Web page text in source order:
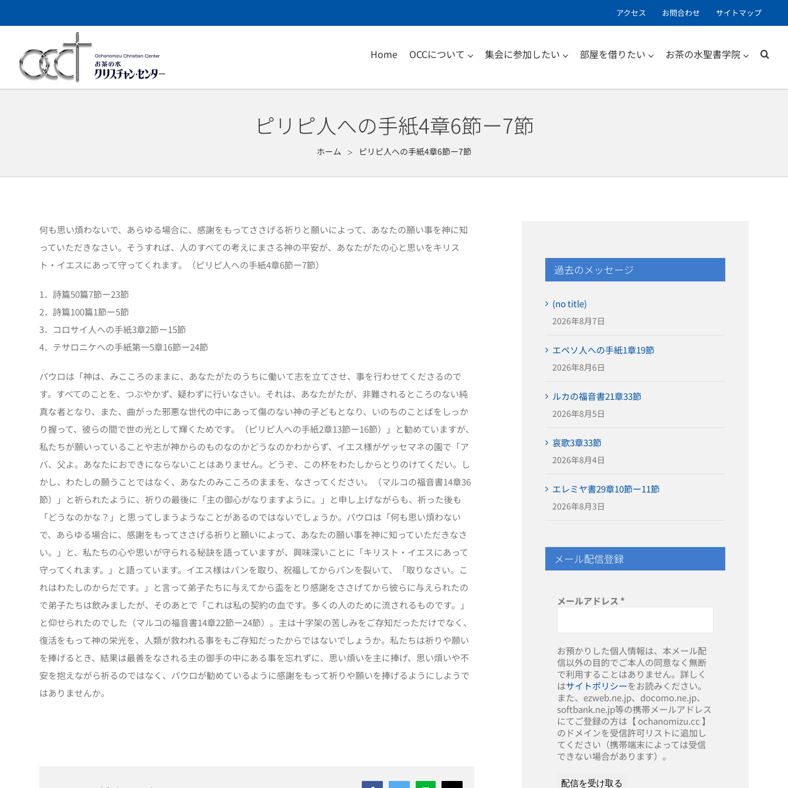
to
アクセス お問合わせ サイトマップ
Home OCCについて 集会に参加したい 部屋を借りたい お茶の水聖書学院
ピリピ人への手紙4章6節ー7節
ホーム ＞ ピリピ人への手紙4章6節ー7節
何も思い煩わないで、あらゆる場合に、感謝をもってささげる祈りと願いによって、あなたの願い事を神に知
っていただきなさい。そうすれば、人のすべての考えにまさる神の平安が、あなたがたの心と思いをキリス
ト・イエスにあって守ってくれます。（ピリピ人への手紙4章6節ー7節）
1．詩篇50篇7節ー23節
2．詩篇100篇1節ー5節
3．コロサイ人への手紙3章2節ー15節
4．テサロニケへの手紙第一5章16節ー24節
パウロは「神は、みこころのままに、あなたがたのうちに働いて志を立てさせ、事を行わせてくださるので
す。すべてのことを、つぶやかず、疑わずに行いなさい。それは、あなたがたが、非難されるところのない純
真な者となり、また、曲がった邪悪な世代の中にあって傷のない神の子どもとなり、いのちのことばをしっか
り握って、彼らの間で世の光として輝くためです。（ピリピ人への手紙2章13節ー16節）」と勧めていますが、
私たちが願いっていることや志が神からのものなのかどうなのかわからず、イエス様がゲッセマネの園で「ア
バ、父よ。あなたにおできにならないことはありません。どうぞ、この杯をわたしからとりのけてくだい。し
かし、わたしの願うことではなく、あなたのみこころのままを、なさってください。（マルコの福音書14章36
節）」と祈られたように、祈りの最後に「主の御心がなりますように。」と申し上げながらも、祈った後も
「どうなのかな？」と思ってしまうようなことがあるのではないでしょうか。パウロは「何も思い煩わない
で、あらゆる場合に、感謝をもってささげる祈りと願いによって、あなたの願い事を神に知っていただきなさ
い。」と、私たちの心や思いが守られる秘訣を語っていますが、興味深いことに「キリスト・イエスにあって
守ってくれます。」と語っています。イエス様はパンを取り、祝福してからパンを裂いて、「取りなさい。こ
れはわたしのからだです。」と言って弟子たちに与えてから盃をとり感謝をささげてから彼らに与えられたの
で弟子たちは飲みましたが、そのあとで「これは私の契約の血です。多くの人のために流されるものです。」
と仰せられたのでした（マルコの福音書14章22節ー24節）。主は十字架の苦しみをご存知だっただけでなく、
復活をもって神の栄光を、人類が救われる事をもご存知だったからではないでしょうか。私たちは祈りや願い
を捧げるとき、結果は最善をなされる主の御手の中にある事を忘れずに、思い煩いを主に捧げ、思い煩いや不
安を抱えながら祈るのではなく、パウロが勧めているように感謝をもって祈りや願いを捧げるようにしようで
はありませんか。
過去のメッセージ
(no title)
2026年8月7日
エペソ人への手紙1章19節
2026年8月6日
ルカの福音書21章33節
2026年8月5日
哀歌3章33節
2026年8月4日
エレミヤ書29章10節ー11節
2026年8月3日
メール配信登録
メールアドレス *
お預かりした個人情報は、本メール配
信以外の目的でご本人の同意なく無断
で利用することはありません。詳しく
はサイトポリシーをお読みください。
また、ezweb.ne.jp、docomo.ne.jp、
softbank.ne.jp等の携帯メールアドレス
にてご登録の方は【 ochanomizu.cc 】
のドメインを受信許可リストに追加し
てください（携帯端末によっては受信
できない場合があります）。